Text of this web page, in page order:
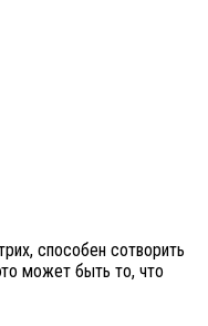
способен сотворить
может быть то, что